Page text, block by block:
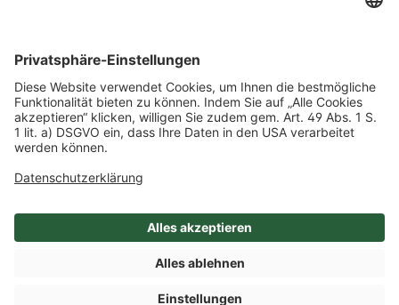
Impressum Datenschutz
AGB
Cookie-Einstellungen
Compliance